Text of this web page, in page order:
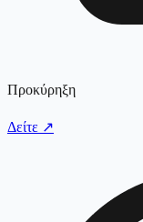
Προκύρηξη
Δείτε ↗